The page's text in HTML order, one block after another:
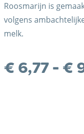
Roosmarijn is
volgens
melk.
€ 6,77 - €